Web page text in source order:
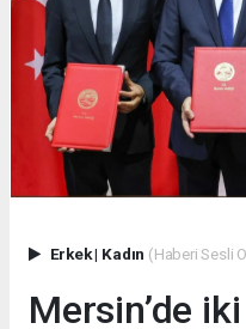
Erkek| Kadın (Haberi Sesli
Mersin’de